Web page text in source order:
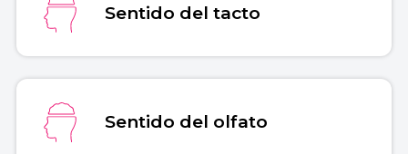
Sentido del tacto
Sentido del olfato